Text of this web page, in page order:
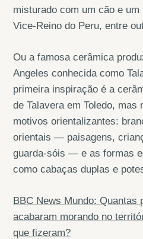
misturado com um cão e
Vice-Reino do Peru, entre
Ou a famosa cerâmica
Angeles conhecida como
primeira inspiração é a
de Talavera em Toledo, mas
motivos orientalizantes:
orientais — paisagens,
guarda-sóis — e as formas
como cabaças duplas e
BBC News Mundo: Quantas
acabaram morando no
que fizeram?